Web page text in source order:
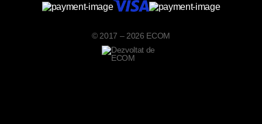
© 2017 – 2026 ECOM